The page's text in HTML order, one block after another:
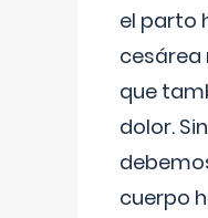
el parto
cesárea
que
dolor.
cuerpo